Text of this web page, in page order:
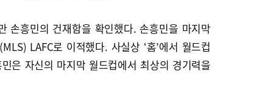
손흥민의 건재함을 확인했다. 손흥민을 마지막
LAFC로 이적했다. 사실상 ‘홈’에서 월드컵
은 자신의 마지막 월드컵에서 최상의 경기력을